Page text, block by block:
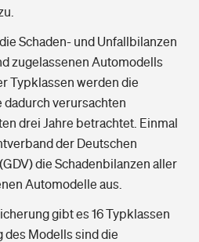
Schaden- und Unfallbilanzen
zugelassenen Automodells
Typklassen werden die
dadurch verursachten
drei Jahre betrachtet. Einmal
der Deutschen
die Schadenbilanzen aller
Automodelle aus.
gibt es 16 Typklassen
des Modells sind die